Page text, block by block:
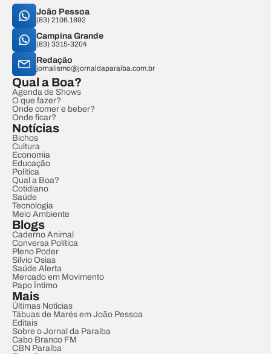
João Pessoa
(83) 2106.1892
Campina Grande
(83) 3315-3204
Redação
jornalismo@jornaldaparaiba.com.br
Qual a Boa?
Agenda de Shows
O que fazer?
Onde comer e beber?
Onde ficar?
Notícias
Bichos
Cultura
Economia
Educação
Política
Qual a Boa?
Cotidiano
Saúde
Tecnologia
Meio Ambiente
Blogs
Caderno Animal
Conversa Política
Pleno Poder
Sílvio Osias
Saúde Alerta
Mercado em Movimento
Papo Íntimo
Mais
Últimas Notícias
Tábuas de Marés em João Pessoa
Editais
Sobre o Jornal da Paraíba
Cabo Branco FM
CBN Paraíba